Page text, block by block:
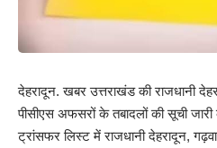
देहरादून. खबर उत्तराखंड की राजधानी
पीसीएस अफसरों के तबादलों की सूची
ट्रांसफर लिस्ट में राजधानी देहरादून,